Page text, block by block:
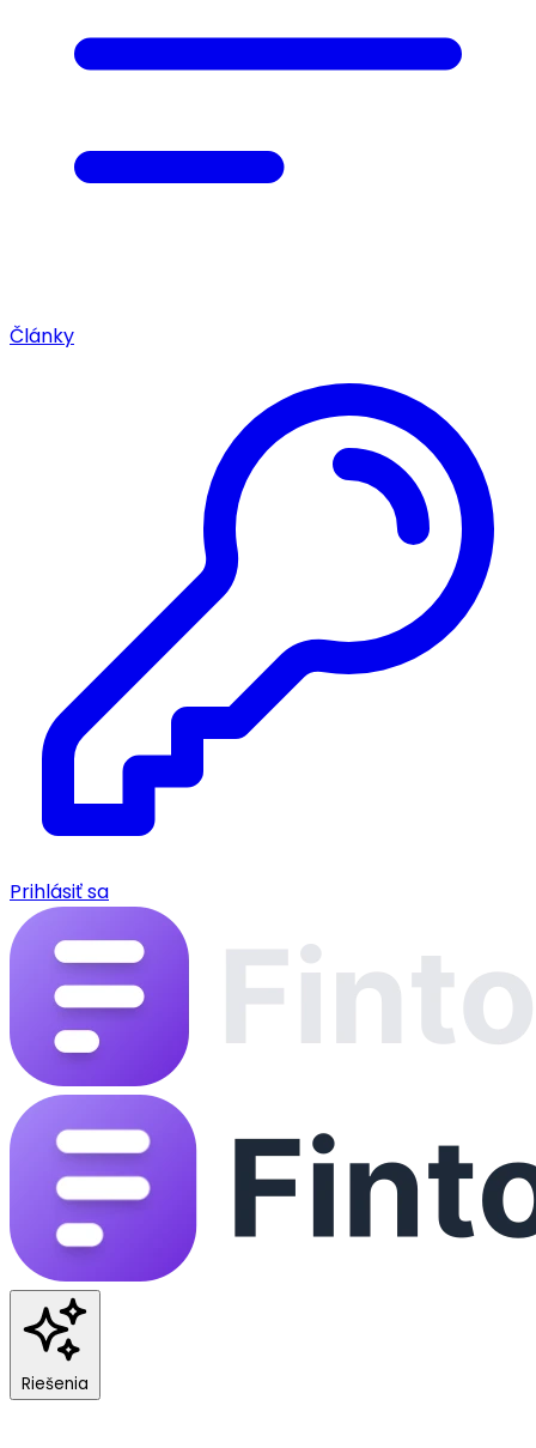
Články
Prihlásiť sa
Riešenia